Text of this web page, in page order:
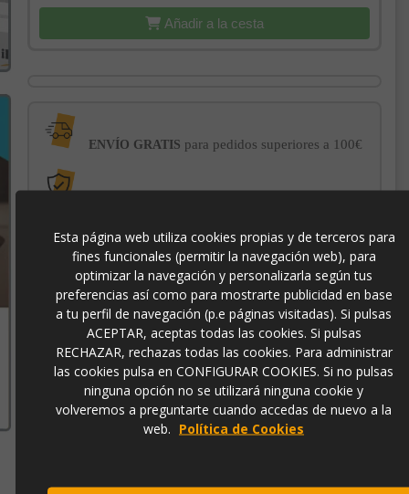
Añadir a la cesta
ENVÍO GRATIS para pedidos superiores a 100€
-3% DE DESCUENTO EXTRApara pagos con
transferencia bancaria
p3765
Esta página web utiliza cookies propias y de terceros para
fines funcionales (permitir la navegación web), para
optimizar la navegación y personalizarla según tus
preferencias así como para mostrarte publicidad en base
a tu perfil de navegación (p.e páginas visitadas). Si pulsas
ACEPTAR, aceptas todas las cookies. Si pulsas
RECHAZAR, rechazas todas las cookies. Para administrar
las cookies pulsa en CONFIGURAR COOKIES. Si no pulsas
ninguna opción no se utilizará ninguna cookie y
volveremos a preguntarte cuando accedas de nuevo a la
web. Política de Cookies